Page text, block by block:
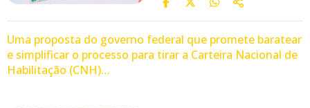
Uma proposta do governo federal que promete baratear
e simplificar o processo para tirar a Carteira Nacional de
Habilitação (CNH)…